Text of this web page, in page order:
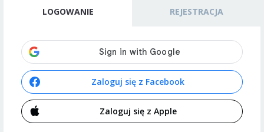
LOGOWANIE REJESTRACJA
Zaloguj się z Facebook
Zaloguj się z Apple